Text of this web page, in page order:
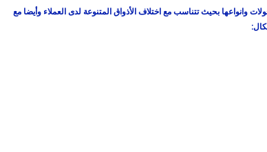
وانواعها بحيث تتناسب مع اختلاف الأذواق المتنوعة لدى العملاء وأيضا مع